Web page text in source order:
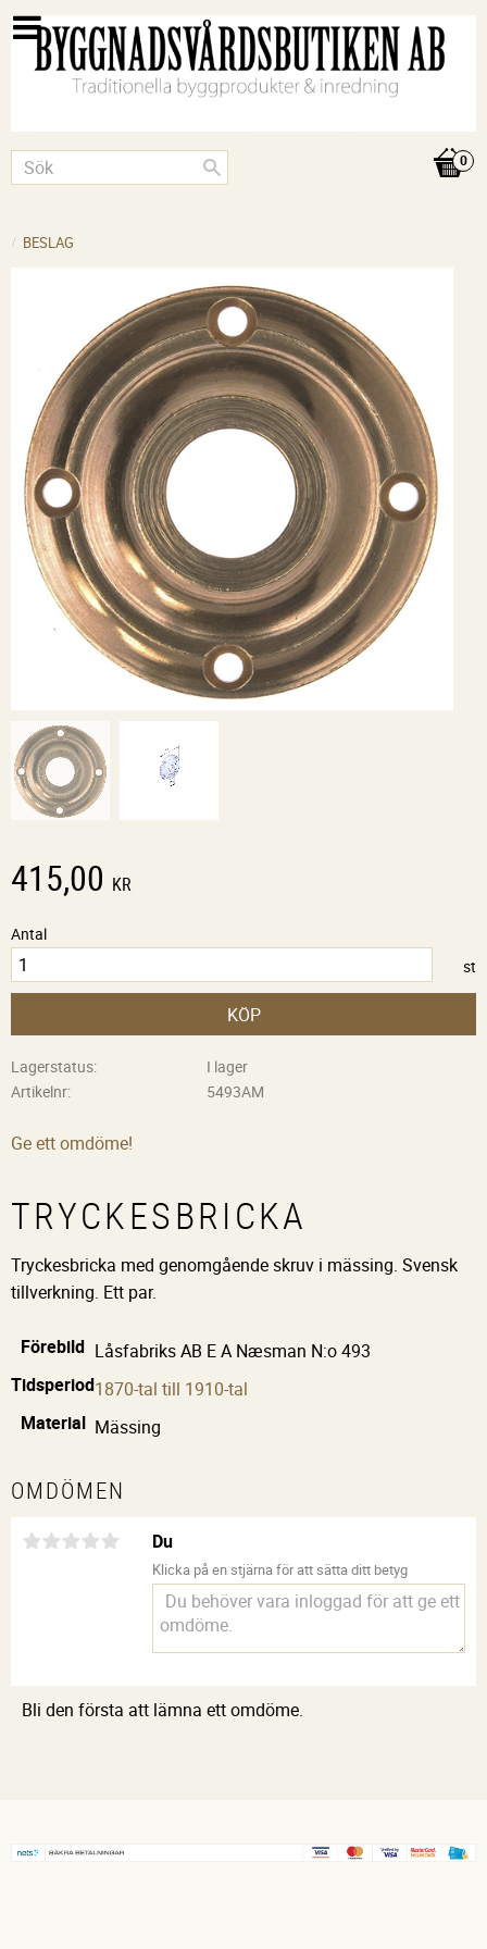
BESLAG
415,00 KR
Antal
st
KÖP
Lagerstatus
I lager
Artikelnr
5493AM
Ge ett omdöme!
TRYCKESBRICKA
Tryckesbricka med genomgående skruv i mässing. Svensk
tillverkning. Ett par.
Förebild Låsfabriks AB E A Næsman N:o 493
Tidsperiod1870-tal till 1910-tal
Material Mässing
OMDÖMEN
Du
Klicka på en stjärna för att sätta ditt betyg
Bli den första att lämna ett omdöme.